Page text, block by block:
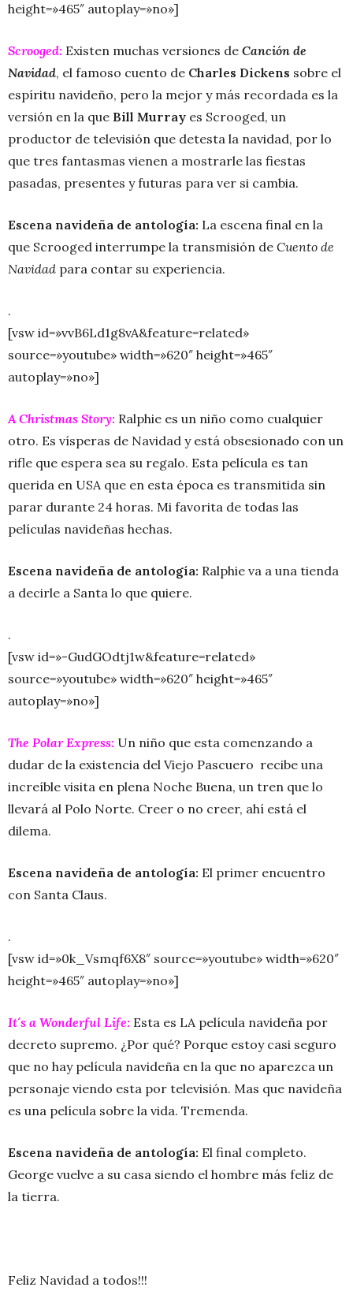
height=»465″ autoplay=»no»]
Scrooged: Existen muchas versiones de Canción de
Navidad, el famoso cuento de Charles Dickens sobre el
espíritu navideño, pero la mejor y más recordada es la
versión en la que Bill Murray es Scrooged, un
productor de televisión que detesta la navidad, por lo
que tres fantasmas vienen a mostrarle las fiestas
pasadas, presentes y futuras para ver si cambia.
Escena navideña de antología: La escena final en la
que Scrooged interrumpe la transmisión de Cuento de
Navidad para contar su experiencia.
.
[vsw id=»vvB6Ld1g8vA&feature=related»
source=»youtube» width=»620″ height=»465″
autoplay=»no»]
A Christmas Story: Ralphie es un niño como cualquier
otro. Es vísperas de Navidad y está obsesionado con un
rifle que espera sea su regalo. Esta película es tan
querida en USA que en esta época es transmitida sin
parar durante 24 horas. Mi favorita de todas las
películas navideñas hechas.
Escena navideña de antología: Ralphie va a una tienda
a decirle a Santa lo que quiere.
.
[vsw id=»-GudGOdtj1w&feature=related»
source=»youtube» width=»620″ height=»465″
autoplay=»no»]
The Polar Express: Un niño que esta comenzando a
dudar de la existencia del Viejo Pascuero recibe una
increíble visita en plena Noche Buena, un tren que lo
llevará al Polo Norte. Creer o no creer, ahí está el
dilema.
Escena navideña de antología: El primer encuentro
con Santa Claus.
.
[vsw id=»0k_Vsmqf6X8″ source=»youtube» width=»620″
height=»465″ autoplay=»no»]
It´s a Wonderful Life: Esta es LA película navideña por
decreto supremo. ¿Por qué? Porque estoy casi seguro
que no hay película navideña en la que no aparezca un
personaje viendo esta por televisión. Mas que navideña
es una película sobre la vida. Tremenda.
Escena navideña de antología: El final completo.
George vuelve a su casa siendo el hombre más feliz de
la tierra.
Feliz Navidad a todos!!!